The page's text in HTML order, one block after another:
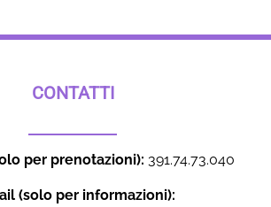
CONTATTI
per prenotazioni): 391.74.73.040
(solo per informazioni):